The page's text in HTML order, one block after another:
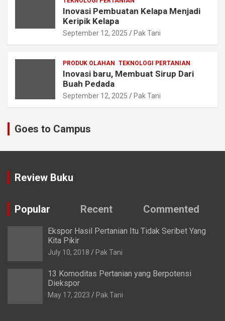
Inovasi Pembuatan Kelapa Menjadi
Keripik Kelapa
September 12, 2025 Pak Tani
PRODUK OLAHAN TEKNOLOGI PERTANIAN
Inovasi baru, Membuat Sirup Dari
Buah Pedada
September 12, 2025 Pak Tani
Goes to Campus
Review Buku
Popular Recent Commented
Ekspor Hasil Pertanian Itu Tidak Seribet Yang
Kita Pikir
July 10, 2018 Pak Tani
13 Komoditas Pertanian yang Berpotensi
Diekspor
May 17, 2023 Pak Tani